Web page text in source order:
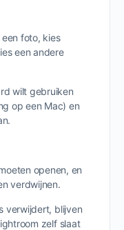
foto, kies
een andere
wilt gebruiken
op een Mac) en
openen, en
verdwijnen.
verwijdert, blijven
zelf slaat